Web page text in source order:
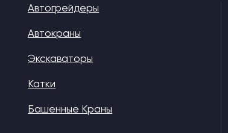
Автогрейдеры
Автокраны
Экскаваторы
Катки
Башенные Краны